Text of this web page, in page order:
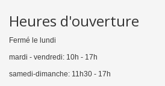
Heures d'ouverture
Fermé le lundi
mardi - vendredi: 10h - 17h
samedi-dimanche: 11h30 - 17h